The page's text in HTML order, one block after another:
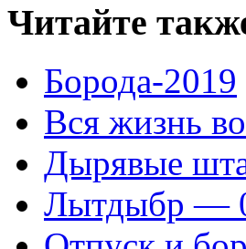
Читайте
Борода-2019
Вся жизнь
Дырявые
Лытдыбр —